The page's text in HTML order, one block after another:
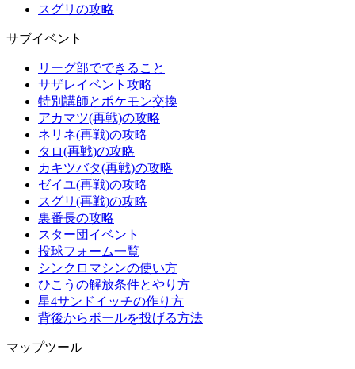
スグリの攻略
サブイベント
リーグ部でできること
サザレイベント攻略
特別講師とポケモン交換
アカマツ(再戦)の攻略
ネリネ(再戦)の攻略
タロ(再戦)の攻略
カキツバタ(再戦)の攻略
ゼイユ(再戦)の攻略
スグリ(再戦)の攻略
裏番長の攻略
スター団イベント
投球フォーム一覧
シンクロマシンの使い方
ひこうの解放条件とやり方
星4サンドイッチの作り方
背後からボールを投げる方法
マップツール